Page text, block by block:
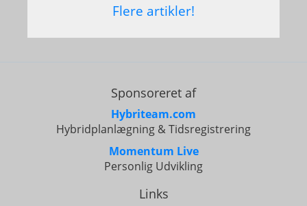
Flere artikler!
Sponsoreret af
Hybriteam.com
Hybridplanlægning & Tidsregistrering
Momentum Live
Personlig Udvikling
Links